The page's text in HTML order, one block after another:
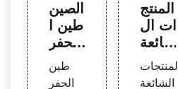
الصين
طين ا
لحفر
Phpa
المصن
طين
الحفر
المنتج
ات ال
شائعة
عامل
سائل
المنتجات
الشائعة